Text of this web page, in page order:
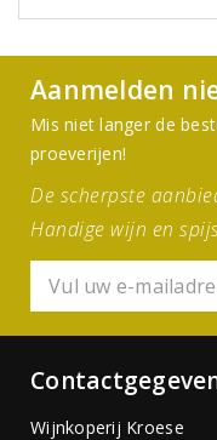
Aanmelden
Mis niet langer de
proeverijen!
De scherpste
Handige wijn en
Wijnkoperij Kroese